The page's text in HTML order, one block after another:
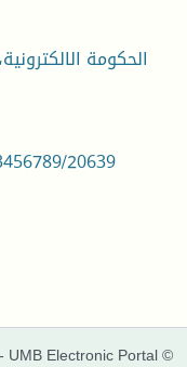
الحكومة
20639
- UMB Electronic Portal ©